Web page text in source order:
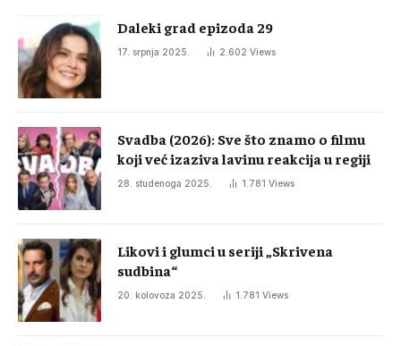
Daleki grad epizoda 29
17. srpnja 2025. 2.602 Views
Svadba (2026): Sve što znamo o filmu
koji već izaziva lavinu reakcija u regiji
28. studenoga 2025. 1.781 Views
Likovi i glumci u seriji „Skrivena
sudbina“
20. kolovoza 2025. 1.781 Views